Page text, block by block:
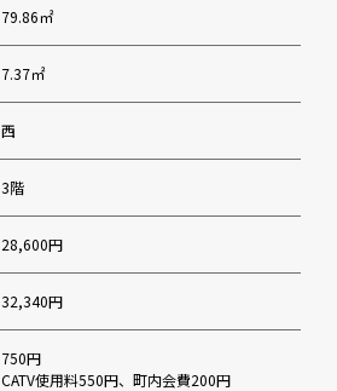
79.86㎡
7.37㎡
西
3階
28,600円
32,340円
750円
CATV使用料550円、町内会費200円